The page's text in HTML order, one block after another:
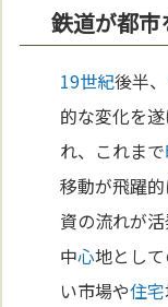
鉄道が都市
19世紀後半、
的な変化を
れ、これまで
移動が飛躍
資の流れが
中心地とし
い市場や住宅